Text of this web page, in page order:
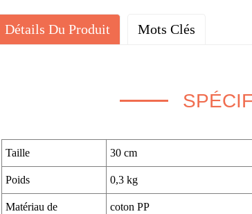
Détails Du Produit Mots Clés
Taille 30 cm
Poids 0,3 kg
Matériau de
coton PP